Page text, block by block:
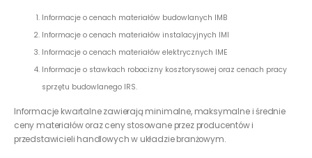
Informacje o cenach materiałów budowlanych IMB
Informacje o cenach materiałów instalacyjnych IMI
Informacje o cenach materiałów elektrycznych IME
Informacje o stawkach robocizny kosztorysowej oraz cenach pracy
sprzętu budowlanego IRS.
Informacje kwartalne zawierają minimalne, maksymalne i średnie
ceny materiałów oraz ceny stosowane przez producentów i
przedstawicieli handlowych w układzie branżowym.